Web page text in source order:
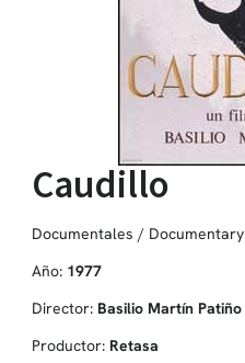
Caudillo
Documentales / Documentary
Año: 1977
Director: Basilio Martín Patiño
Productor: Retasa